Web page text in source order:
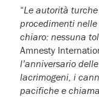
“Le autorità
procedimenti
chiaro: nessuna
Amnesty
l’anniversario
lacrimogeni, i
pacifiche e